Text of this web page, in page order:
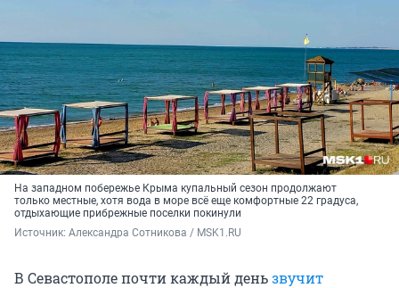
На западном побережье Крыма купальный сезон продолжают
только местные, хотя вода в море всё еще комфортные 22 градуса,
отдыхающие прибрежные поселки покинули
Источник: Александра Сотникова / MSK1.RU
В Севастополе почти каждый деньзвучит